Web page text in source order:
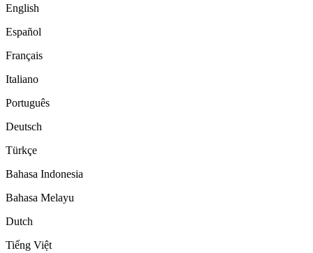
English
Español
Français
Italiano
Português
Deutsch
Türkçe
Bahasa Indonesia
Bahasa Melayu
Dutch
Tiếng Việt